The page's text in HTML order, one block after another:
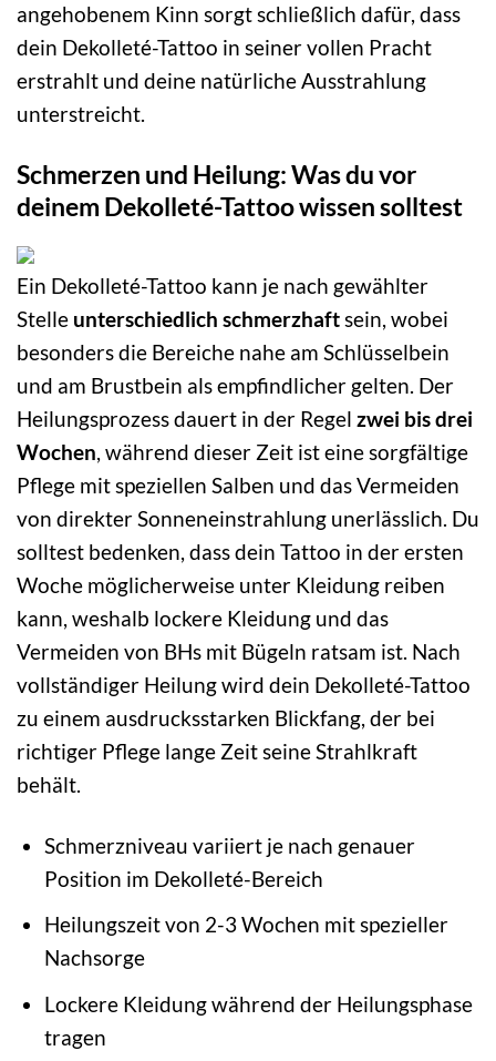
angehobenem Kinn sorgt schließlich dafür, dass
dein Dekolleté-Tattoo in seiner vollen Pracht
erstrahlt und deine natürliche Ausstrahlung
unterstreicht.
Schmerzen und Heilung: Was du vor
deinem Dekolleté-Tattoo wissen solltest
Ein Dekolleté-Tattoo kann je nach gewählter
Stelle unterschiedlich schmerzhaftsein, wobei
besonders die Bereiche nahe am Schlüsselbein
und am Brustbein als empfindlicher gelten. Der
Heilungsprozess dauert in der Regel zwei bis drei
Wochen, während dieser Zeit ist eine sorgfältige
Pflege mit speziellen Salben und das Vermeiden
von direkter Sonneneinstrahlung unerlässlich. Du
solltest bedenken, dass dein Tattoo in der ersten
Woche möglicherweise unter Kleidung reiben
kann, weshalb lockere Kleidung und das
Vermeiden von BHs mit Bügeln ratsam ist. Nach
vollständiger Heilung wird dein Dekolleté-Tattoo
zu einem ausdrucksstarken Blickfang, der bei
richtiger Pflege lange Zeit seine Strahlkraft
behält.
Schmerzniveau variiert je nach genauer
Position im Dekolleté-Bereich
Heilungszeit von 2-3 Wochen mit spezieller
Nachsorge
Lockere Kleidung während der Heilungsphase
tragen